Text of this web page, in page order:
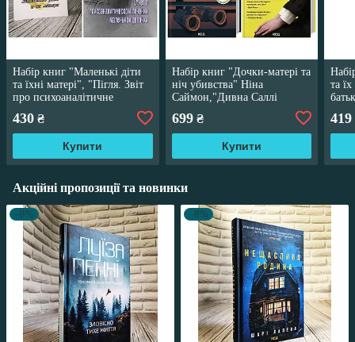
Набір книг "Маленькі діти
та їхні матері", "Пігля. Звіт
про психоаналітичне
дівчинки"
430 ₴
Купити
Набір книг "Дочки-матері та
ніч убивства" Ніна
Саймон,"Дивна Саллі
699₴
Купити
та
419
Акційні пропозиції та новинки
–8% –8%